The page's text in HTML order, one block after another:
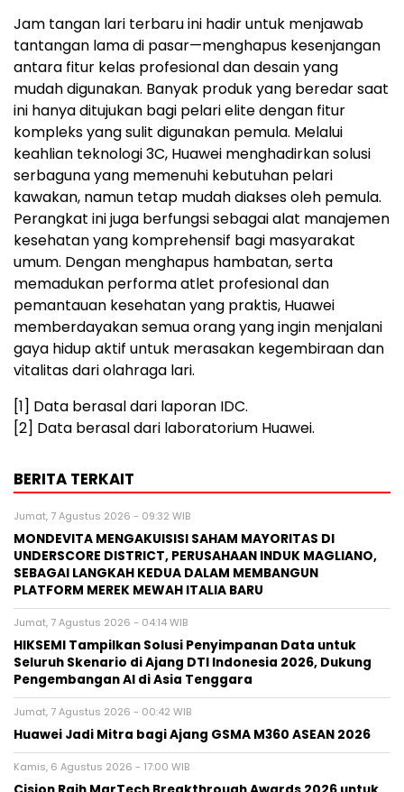
Jam tangan lari terbaru ini hadir untuk menjawab
tantangan lama di pasar—menghapus kesenjangan
antara fitur kelas profesional dan desain yang
mudah digunakan. Banyak produk yang beredar saat
ini hanya ditujukan bagi pelari elite dengan fitur
kompleks yang sulit digunakan pemula. Melalui
keahlian teknologi 3C, Huawei menghadirkan solusi
serbaguna yang memenuhi kebutuhan pelari
kawakan, namun tetap mudah diakses oleh pemula.
Perangkat ini juga berfungsi sebagai alat manajemen
kesehatan yang komprehensif bagi masyarakat
umum. Dengan menghapus hambatan, serta
memadukan performa atlet profesional dan
pemantauan kesehatan yang praktis, Huawei
memberdayakan semua orang yang ingin menjalani
gaya hidup aktif untuk merasakan kegembiraan dan
vitalitas dari olahraga lari.
[1] Data berasal dari laporan IDC.
[2] Data berasal dari laboratorium Huawei.
BERITA TERKAIT
Jumat, 7 Agustus 2026 - 09:32 WIB
MONDEVITA MENGAKUISISI SAHAM MAYORITAS DI
UNDERSCORE DISTRICT, PERUSAHAAN INDUK MAGLIANO,
SEBAGAI LANGKAH KEDUA DALAM MEMBANGUN
PLATFORM MEREK MEWAH ITALIA BARU
Jumat, 7 Agustus 2026 - 04:14 WIB
HIKSEMI Tampilkan Solusi Penyimpanan Data untuk
Seluruh Skenario di Ajang DTI Indonesia 2026, Dukung
Pengembangan AI di Asia Tenggara
Jumat, 7 Agustus 2026 - 00:42 WIB
Huawei Jadi Mitra bagi Ajang GSMA M360 ASEAN 2026
Kamis, 6 Agustus 2026 - 17:00 WIB